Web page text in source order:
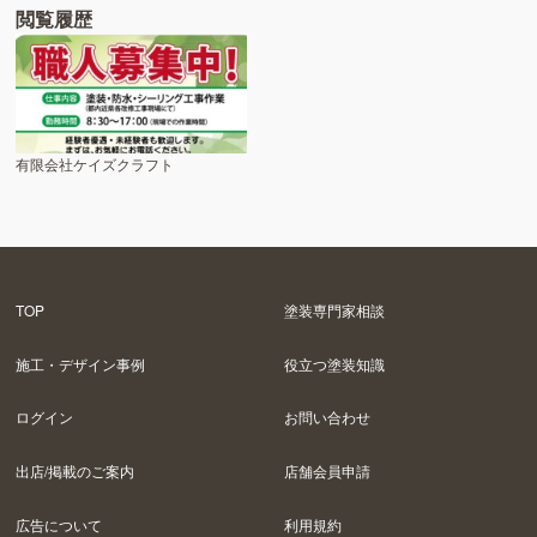
閲覧履歴
有限会社ケイズクラフト
TOP 塗装専門家相談
施工・デザイン事例 役立つ塗装知識
ログイン お問い合わせ
出店/掲載のご案内 店舗会員申請
広告について 利用規約